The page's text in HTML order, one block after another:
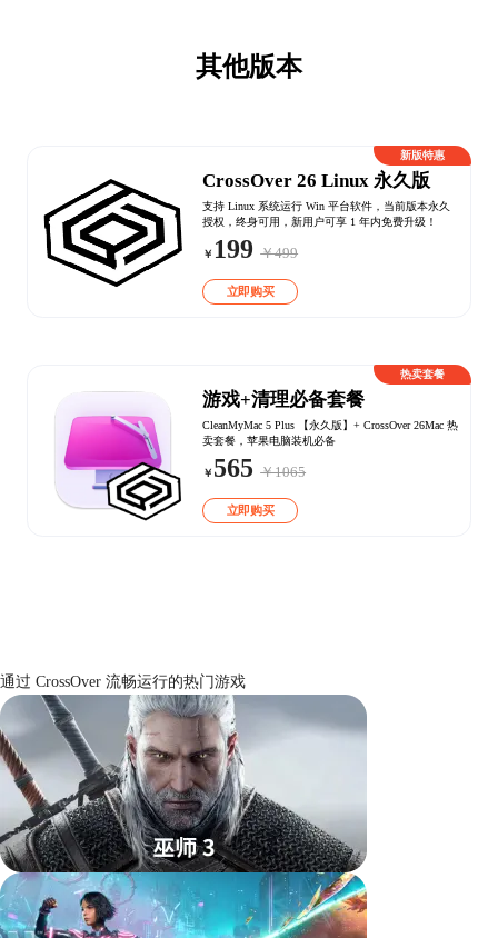
其他版本
CrossOver 26 Linux 永久版
支持 Linux 系统运行 Win 平台软件，当前版本永久
授权，终身可用，新用户可享 1 年内免费升级！
￥ 199 ￥499
立即购买
新版特惠
游戏+清理必备套餐
CleanMyMac 5 Plus 【永久版】+ CrossOver 26Mac 热
卖套餐，苹果电脑装机必备
￥ 565 ￥1065
立即购买
热卖套餐
通过 CrossOver 流畅运行的热门游戏